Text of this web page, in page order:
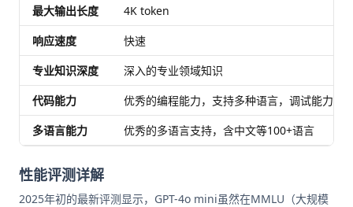
最大输出长度
4K token
响应速度
快速
专业知识深度
深入的专业领域知识
代码能力
优秀的编程能力，支持多种语言，调试能力强
多语言能力
优秀的多语言支持，含中文等100+语言
性能评测详解
2025年初的最新评测显示，GPT-4o mini虽然在MMLU（大规模